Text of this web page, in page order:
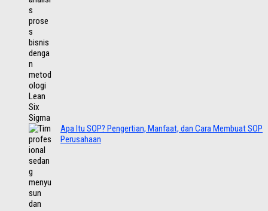
Apa Itu SOP? Pengertian, Manfaat, dan Cara Membuat SOP
Perusahaan